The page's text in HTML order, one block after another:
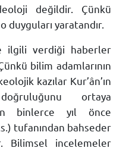
değildir. Çünkü
duyguları yaratandır.
ilgili verdiği haberler
bilim adamlarının
kazılar Kur’ân’ın
ortaya
binlerce yıl önce
tufanından bahseder
Bilimsel incelemeler